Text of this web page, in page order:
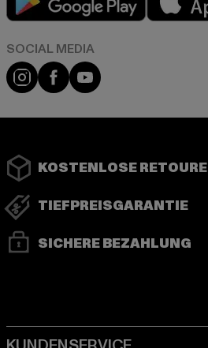
Instagram
FacebookYouTube
KOSTENLOSE RETOURE
TIEFPREISGARANTIE
SICHERE BEZAHLUNG